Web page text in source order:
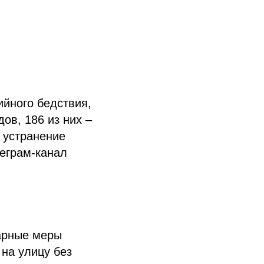
бедствия,
186 из них –
канал
меры
улицу без